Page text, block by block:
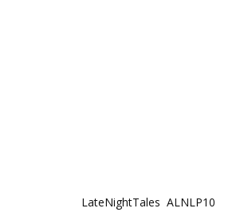
LateNightTales ALNLP10